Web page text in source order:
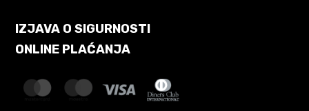
IZJAVA O SIGURNOSTI
ONLINE PLAĆANJA